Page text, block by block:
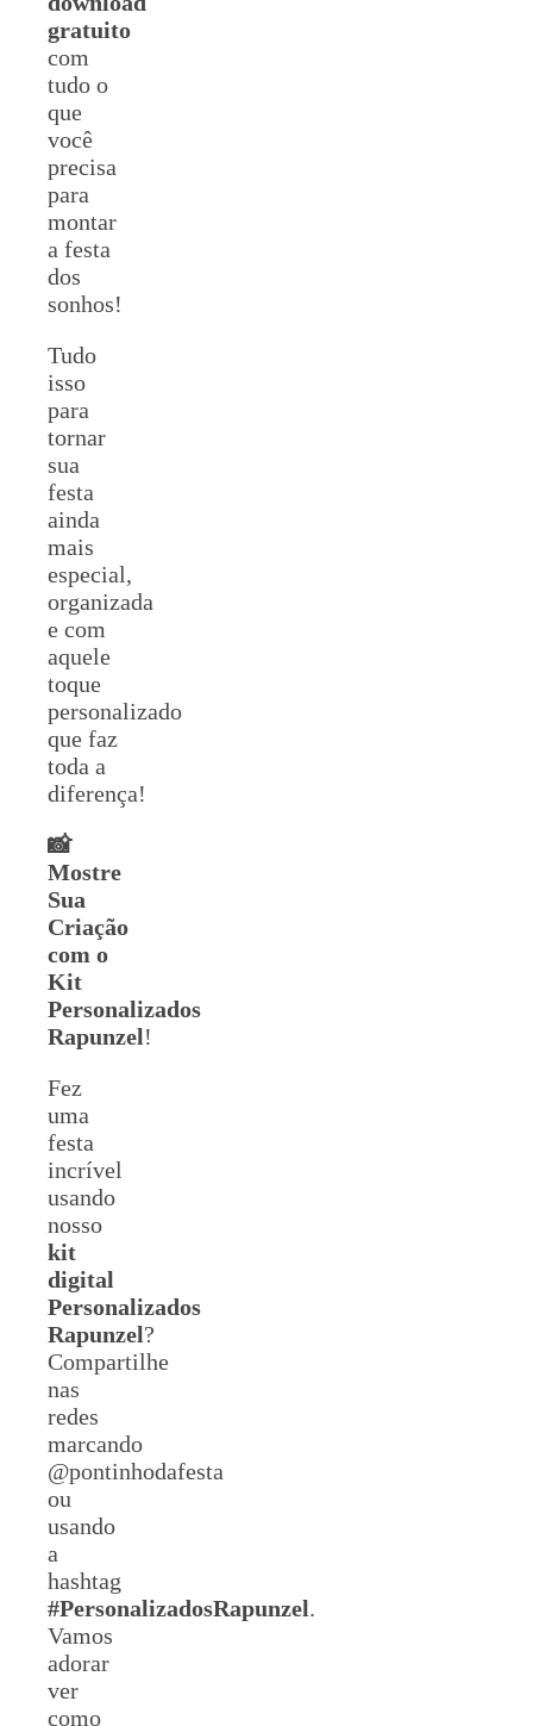
gratuito
com
tudo o
que
você
precisa
para
montar
a festa
dos
sonhos!
Tudo
isso
para
tornar
sua
festa
ainda
mais
especial,
organizada
e com
aquele
toque
personalizado
que faz
toda a
diferença!
📸
Mostre
Sua
Criação
com o
Kit
Personalizados
Rapunzel!
Fez
uma
festa
incrível
usando
nosso
kit
digital
Personalizados
Rapunzel?
Compartilhe
nas
redes
marcando
@pontinhodafesta
ou
usando
a
hashtag
#PersonalizadosRapunzel.
Vamos
adorar
ver
como